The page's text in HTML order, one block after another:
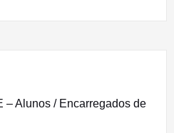
– Alunos / Encarregados de